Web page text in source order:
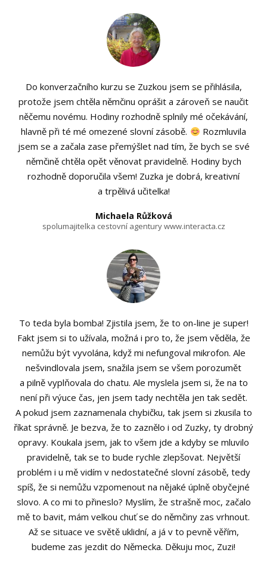
Do konverzačního kurzu se Zuzkou jsem se přihlásila,
protože jsem chtěla němčinu oprášit a zároveň se naučit
něčemu novému. Hodiny rozhodně splnily mé očekávání,
hlavně při té mé omezené slovní zásobě.
Rozmluvila
jsem se a začala zase přemýšlet nad tím, že bych se své
němčině chtěla opět věnovat pravidelně. Hodiny bych
rozhodně doporučila všem! Zuzka je dobrá, kreativní
a trpělivá učitelka!
Michaela Růžková
spolumajitelka cestovní agentury www.interacta.cz
To teda byla bomba! Zjistila jsem, že to on-line je super!
Fakt jsem si to užívala, možná i pro to, že jsem věděla, že
nemůžu být vyvolána, když mi nefungoval mikrofon. Ale
nešvindlovala jsem, snažila jsem se všem porozumět
a pilně vyplňovala do chatu. Ale myslela jsem si, že na to
není při výuce čas, jen jsem tady nechtěla jen tak sedět.
A pokud jsem zaznamenala chybičku, tak jsem si zkusila to
říkat správně. Je bezva, že to zaznělo i od Zuzky, ty drobný
opravy. Koukala jsem, jak to všem jde a kdyby se mluvilo
pravidelně, tak se to bude rychle zlepšovat. Největší
problém i u mě vidím v nedostatečné slovní zásobě, tedy
spíš, že si nemůžu vzpomenout na nějaké úplně obyčejné
slovo. A co mi to přineslo? Myslím, že strašně moc, začalo
mě to bavit, mám velkou chuť se do němčiny zas vrhnout.
Až se situace ve světě uklidní, a já v to pevně věřím,
budeme zas jezdit do Německa. Děkuju moc, Zuzi!